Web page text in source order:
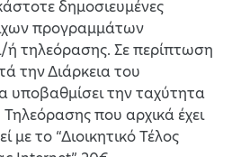
δημοσιευμένες
προγραμμάτων
τηλεόρασης. Σε περίπτωση
την Διάρκεια του
υποβαθμίσει την ταχύτητα
που αρχικά έχει
με το “Διοικητικό Τέλος